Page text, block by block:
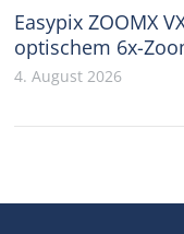
Easypix ZOOMX
optischem 6x-
4. August 2026